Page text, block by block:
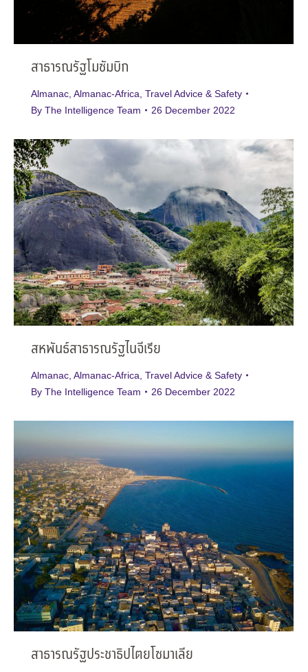
สาธารณรัฐโมซัมบิก
Almanac Almanac-Africa Travel Advice & Safety
By The Intelligence Team 26 December 2022
สหพันธ์สาธารณรัฐไนจีเรีย
Almanac Almanac-Africa Travel Advice & Safety
By The Intelligence Team 26 December 2022
สาธารณรัฐประชาธิปไตยโซมาเลีย